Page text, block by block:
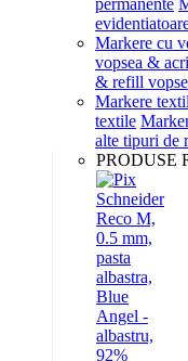
permanente
Markere cu
vopsea &
& refill
Markere
textile
alte tipuri de
PRODUSE